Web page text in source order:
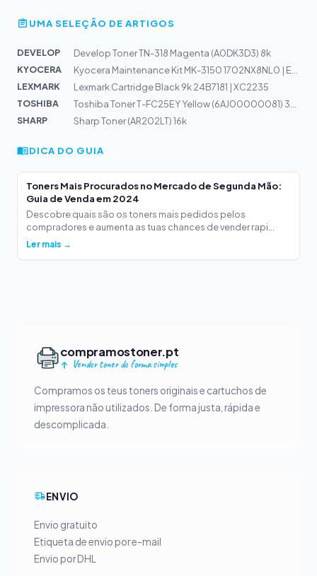
UMA SELEÇÃO DE ARTIGOS
DEVELOP
Develop Toner TN-318 Magenta (A0DK3D3) 8k
KYOCERA
Kyocera Maintenance Kit MK-3150 1702NX8NL0 | ECOSYS M35...
LEXMARK
Lexmark Cartridge Black 9k 24B7181 | XC2235
TOSHIBA
Toshiba Toner T-FC25EY Yellow (6AJ00000081) 34,2k
SHARP
Sharp Toner (AR202LT) 16k
DICA DO GUIA
Toners Mais Procurados no Mercado de Segunda Mão:
Guia de Venda em 2024
Descobre quais são os toners mais pedidos pelos
compradores e aumenta as tuas chances de vender rapi...
Ler mais →
compramostoner.pt
Vender toner de forma simples
Compramos os teus toners originais e cartuchos de
impressora não utilizados. De forma justa, rápida e
descomplicada.
ENVIO
Envio gratuito
Etiqueta de envio por e-mail
Envio por DHL